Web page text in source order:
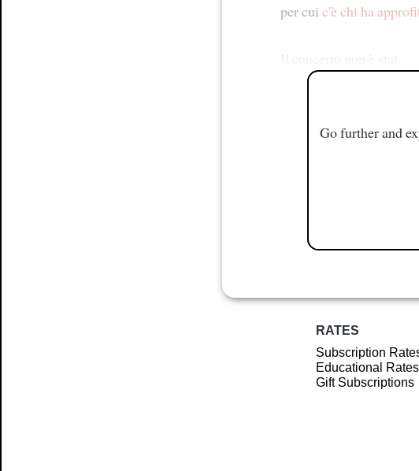
per cui c'è chi ha
Go further and
RATES
Subscription
Educational Rates
Gift Subscriptions